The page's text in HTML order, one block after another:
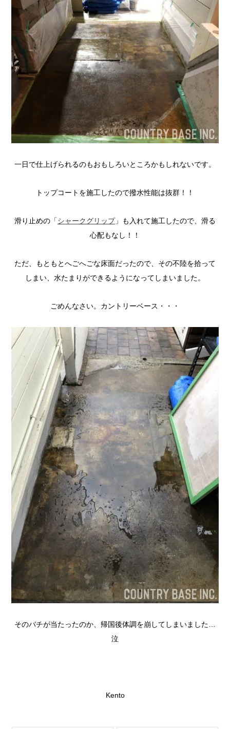
一日で仕上げられるのもおもしろいところかもしれないです。
トップコートを施工したので撥水性能は抜群！！
滑り止めの「シャークグリップ」も入れて施工したので、滑る
心配もなし！！
ただ、もともとへごへごな床面だったので、その不陸を拾って
しまい、水たまりができるようになってしまいました。
ごめんなさい。カントリーベース・・・
そのバチが当たったのか、帰国後体調を崩してしまいました…
泣
Kento